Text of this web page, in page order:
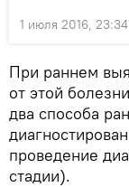
1 июля 2016, 23:34
При раннем
от этой
два способа
проведение
стадии).